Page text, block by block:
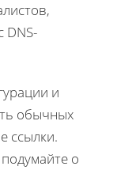
DNS-
и
обычных
ссылки.
о